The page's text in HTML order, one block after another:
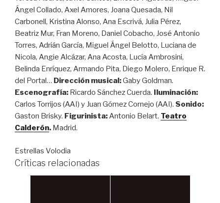
Ángel Collado, Axel Amores, Joana Quesada, Nil
Carbonell, Kristina Alonso, Ana Escrivá, Julia Pérez,
Beatriz Mur, Fran Moreno, Daniel Cobacho, José Antonio
Torres, Adrián García, Miguel Ángel Belotto, Luciana de
Nicola, Angie Alcázar, Ana Acosta, Lucía Ambrosini,
Belinda Enríquez, Armando Pita, Diego Molero, Enrique R.
del Portal… Dirección musical:Gaby Goldman.
Escenografía: Ricardo Sánchez Cuerda. Iluminación:
Carlos Torrijos (AAI) y Juan Gómez Cornejo (AAI). Sonido:
Gaston Brisky. Figurinista:Antonio Belart. Teatro
Calderón. Madrid.
Estrellas Volodia
Críticas relacionadas